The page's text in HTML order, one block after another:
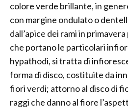
colore verde brillante, in
con margine ondulato o
dall’apice dei rami in
che portano le particolari
hypathodi, si tratta di
forma di disco, costituite da
fiori verdi; attorno al disco di
raggi che danno al fiore